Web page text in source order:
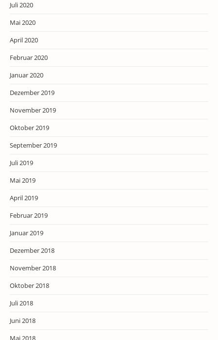
Juli 2020
Mai 2020
April 2020
Februar 2020
Januar 2020
Dezember 2019
November 2019
Oktober 2019
September 2019
Juli 2019
Mai 2019
April 2019
Februar 2019
Januar 2019
Dezember 2018
November 2018
Oktober 2018
Juli 2018
Juni 2018
Mai 2018